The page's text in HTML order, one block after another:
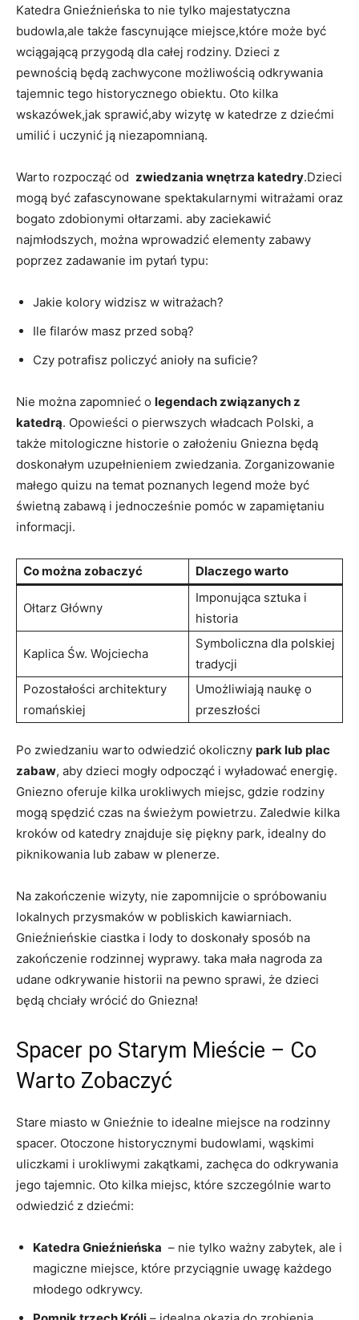
Katedra⁢ Gnieźnieńska ​to nie ⁣tylko‍ majestatyczna⁣
budowla,ale także fascynujące‍ miejsce,które może ⁤być
wciągającą przygodą dla całej ⁣rodziny. Dzieci ‍z
pewnością będą zachwycone możliwością odkrywania
tajemnic⁣ tego ⁢historycznego obiektu. Oto kilka
wskazówek,jak sprawić,aby ‍wizytę w katedrze z dziećmi
umilić i uczynić ją⁢ niezapomnianą.
Warto rozpocząć od ⁢ zwiedzania ​wnętrza katedry.Dzieci
mogą być zafascynowane spektakularnymi ⁤witrażami oraz
bogato zdobionymi⁣ ołtarzami. ​aby zaciekawić​
najmłodszych,​ można ⁣wprowadzić elementy zabawy​
poprzez ⁤zadawanie im​ pytań ‌typu:
Jakie‌ kolory widzisz w witrażach?
Ile filarów masz‍ przed sobą?
Czy potrafisz policzyć anioły na suficie?
Nie można ‌zapomnieć o legendach związanych z
katedrą. Opowieści‍ o pierwszych władcach Polski, a
także⁢ mitologiczne historie o założeniu Gniezna będą
⁢doskonałym uzupełnieniem zwiedzania.⁢ Zorganizowanie
małego quizu na temat poznanych legend ‌może być
‌świetną zabawą i ‌jednocześnie pomóc ‍w zapamiętaniu
⁣informacji.
Co⁤ można‌ zobaczyć Dlaczego warto
Ołtarz Główny
Imponująca sztuka ⁢i
historia
Kaplica Św. Wojciecha
Symboliczna dla polskiej
tradycji
Pozostałości​ architektury
romańskiej
Umożliwiają naukę o
‍przeszłości
Po⁢ zwiedzaniu warto odwiedzić okoliczny park lub⁤ plac
zabaw, aby dzieci mogły odpocząć i wyładować energię.
⁤Gniezno oferuje kilka urokliwych miejsc,⁤ gdzie rodziny
mogą spędzić czas na świeżym powietrzu. Zaledwie‍ kilka
kroków od katedry znajduje się piękny park, idealny do
piknikowania lub zabaw w plenerze.
Na zakończenie wizyty, nie zapomnijcie o spróbowaniu
lokalnych przysmaków w pobliskich kawiarniach.
Gnieźnieńskie ciastka i lody ⁤to doskonały sposób na
zakończenie⁣ rodzinnej wyprawy. taka mała nagroda‌ za
udane ⁤odkrywanie historii na pewno ​sprawi, że dzieci
⁤będą chciały wrócić ⁢do ‌Gniezna!
Spacer po Starym Mieście – Co
Warto Zobaczyć
Stare miasto‍ w ‌Gnieźnie to idealne⁢ miejsce na rodzinny
spacer. Otoczone historycznymi ‍budowlami, wąskimi
uliczkami i⁤ urokliwymi ⁢zakątkami, zachęca ​do​ odkrywania
jego tajemnic. Oto kilka miejsc, które ⁢szczególnie warto
odwiedzić z dziećmi:
Katedra ‌Gnieźnieńska ⁢ – nie tylko ważny zabytek, ale i
magiczne miejsce, które⁣ przyciągnie⁣ uwagę każdego
młodego‍ odkrywcy.